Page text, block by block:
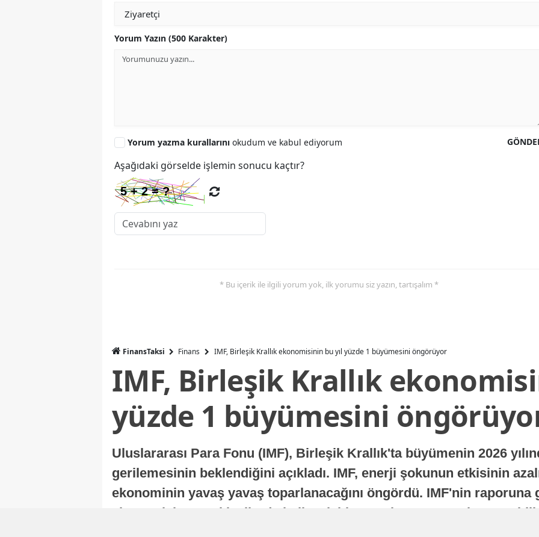
Yorum Yazın (500 Karakter)
Yorum yazma kurallarını okudum ve kabul ediyorum
Aşağıdaki görselde işlemin sonucu kaçtır?
* Bu içerik ile ilgili yorum yok, ilk yorumu siz yazın, tartışalım *
FinansTaksi Finans IMF, Birleşik Krallık ekonomisinin bu yıl yüzde 1 büyümesini öngörüyor
IMF, Birleşik Krallık
yüzde 1 büyümesini
Uluslararası Para Fonu (IMF), Birleşik Krallık'ta büyümenin 2026
gerilemesinin beklendiğini açıkladı. IMF, enerji şokunun etkisinin
ekonominin yavaş yavaş toparlanacağını öngördü. IMF'nin raporuna
ekonomisi, sonraki yıllarda istikrarlı bir toparlanma süreci